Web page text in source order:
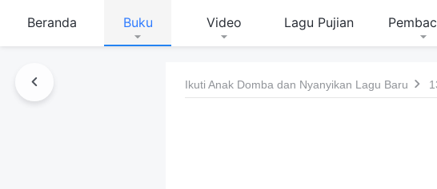
Beranda Buku Video Lagu Pujian
Ikuti Anak Domba dan Nyanyikan Lagu Baru